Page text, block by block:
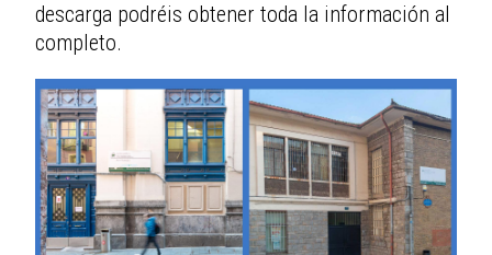
descarga podréis obtener toda la información al
completo.